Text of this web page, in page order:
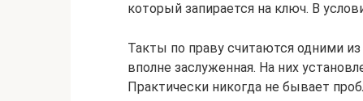
который запирается на ключ. В
Такты по праву считаются одними
вполне заслуженная. На них
Практически никогда не бывает